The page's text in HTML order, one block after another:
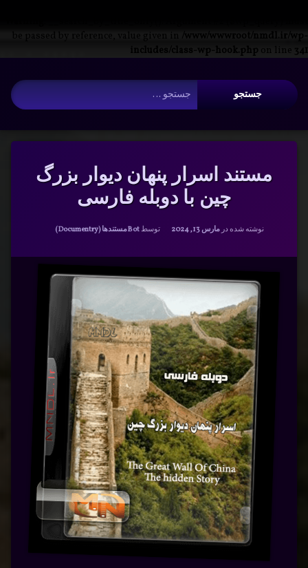
includes/class-wp-hook.php on line 341
محتوا
آرشیو
جستجو برای:
مستند اسرار پنهان دیوار بزرگ
چین با دوبله فارسی
نوشته شده درمارس 13, 2024 توسطBotدسته بندی ها:
مستندها (Documentry)